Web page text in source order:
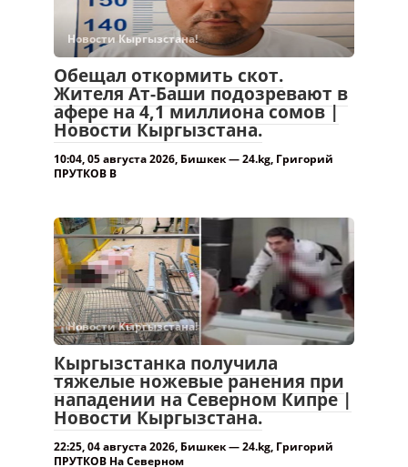
Новости Кыргызстана!
Обещал откормить скот.
Жителя Ат-Баши подозревают в
афере на 4,1 миллиона сомов |
Новости Кыргызстана.
10:04, 05 августа 2026, Бишкек — 24.kg, Григорий
ПРУТКОВ В
Новости Кыргызстана!
Кыргызстанка получила
тяжелые ножевые ранения при
нападении на Северном Кипре |
Новости Кыргызстана.
22:25, 04 августа 2026, Бишкек — 24.kg, Григорий
ПРУТКОВ На Северном